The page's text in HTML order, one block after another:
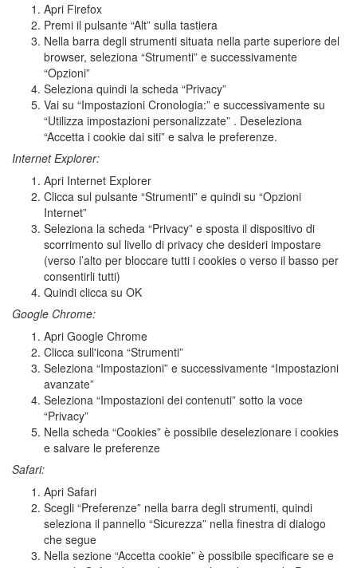
Apri Firefox
Premi il pulsante “Alt” sulla tastiera
Nella barra degli strumenti situata nella parte superiore del
browser, seleziona “Strumenti” e successivamente
“Opzioni”
Seleziona quindi la scheda “Privacy”
Vai su “Impostazioni Cronologia:” e successivamente su
“Utilizza impostazioni personalizzate” . Deseleziona
“Accetta i cookie dai siti” e salva le preferenze.
Internet Explorer:
Apri Internet Explorer
Clicca sul pulsante “Strumenti” e quindi su “Opzioni
Internet”
Seleziona la scheda “Privacy” e sposta il dispositivo di
scorrimento sul livello di privacy che desideri impostare
(verso l’alto per bloccare tutti i cookies o verso il basso per
consentirli tutti)
Quindi clicca su OK
Google Chrome:
Apri Google Chrome
Clicca sull'icona “Strumenti”
Seleziona “Impostazioni” e successivamente “Impostazioni
avanzate”
Seleziona “Impostazioni dei contenuti” sotto la voce
“Privacy”
Nella scheda “Cookies” è possibile deselezionare i cookies
e salvare le preferenze
Safari:
Apri Safari
Scegli “Preferenze” nella barra degli strumenti, quindi
seleziona il pannello “Sicurezza” nella finestra di dialogo
che segue
Nella sezione “Accetta cookie” è possibile specificare se e